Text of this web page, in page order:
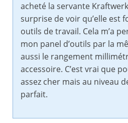
acheté la servante
surprise de voir qu’elle est
outils de travail. Cela m’a
mon panel d’outils par la
aussi le rangement
accessoire. C’est vrai que
assez cher mais au niveau
parfait.